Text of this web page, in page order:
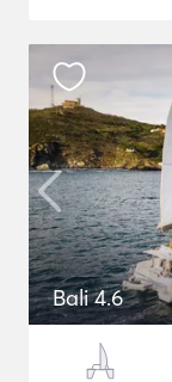
Bali 4.6